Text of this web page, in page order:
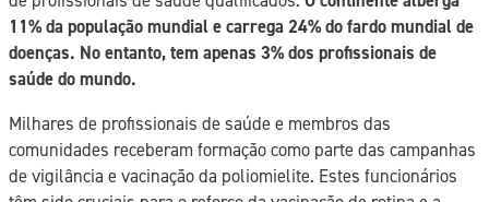
11% da população mundial e carrega 24% do fardo mundial de
doenças. No entanto, tem apenas 3% dos profissionais de
saúde do mundo.
Milhares de profissionais de saúde e membros das
comunidades receberam formação como parte das campanhas
de vigilância e vacinação da poliomielite. Estes funcionários